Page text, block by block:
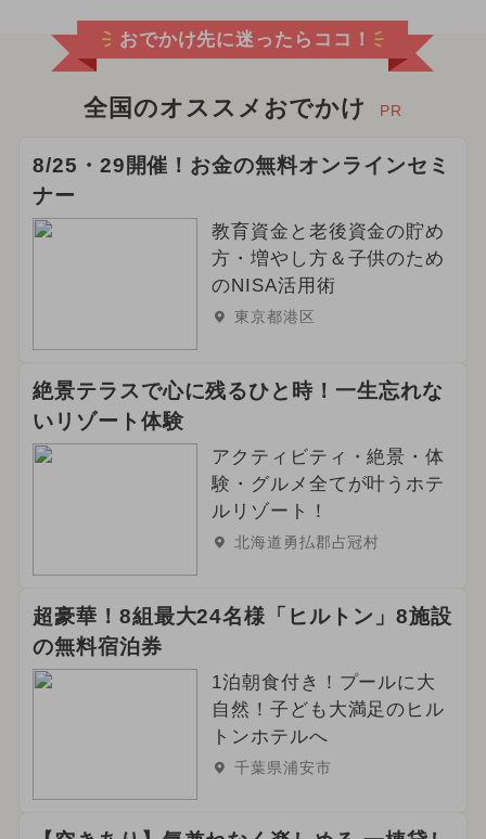
おでかけ先に迷ったらココ！
全国のオススメおでかけ PR
8/25・29開催！お金の無料オンラインセミ
ナー
教育資金と老後資金の貯め
方・増やし方＆子供のため
のNISA活用術
東京都港区
絶景テラスで心に残るひと時！一生忘れな
いリゾート体験
アクティビティ・絶景・体
験・グルメ全てが叶うホテ
ルリゾート！
北海道勇払郡占冠村
超豪華！8組最大24名様「ヒルトン」8施設
の無料宿泊券
1泊朝食付き！プールに大
自然！子ども大満足のヒル
トンホテルへ
千葉県浦安市